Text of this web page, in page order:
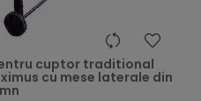
cuptor traditional
cu mese laterale din